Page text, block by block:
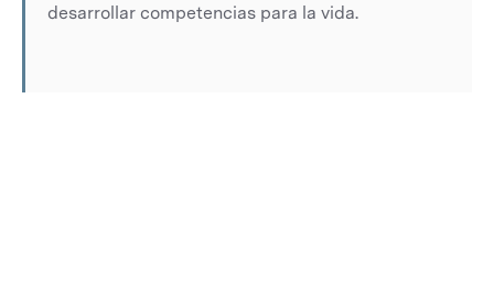
desarrollar competencias para la vida.